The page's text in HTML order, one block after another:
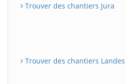
Trouver des chantiers Jura
Trouver des chantiers Landes